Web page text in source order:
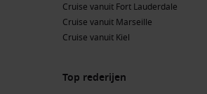
Cruise vanuit Fort Lauderdale
Cruise vanuit Marseille
Cruise vanuit Kiel
Top rederijen